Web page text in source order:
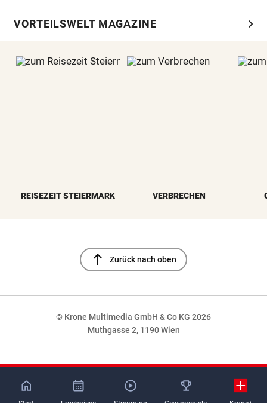
VORTEILSWELT MAGAZINE chevron_right
REISEZEIT STEIERMARK VERBRECHEN
north Zurück nach oben
© Krone Multimedia GmbH & Co KG 2026
Muthgasse 2, 1190 Wien
NaN%